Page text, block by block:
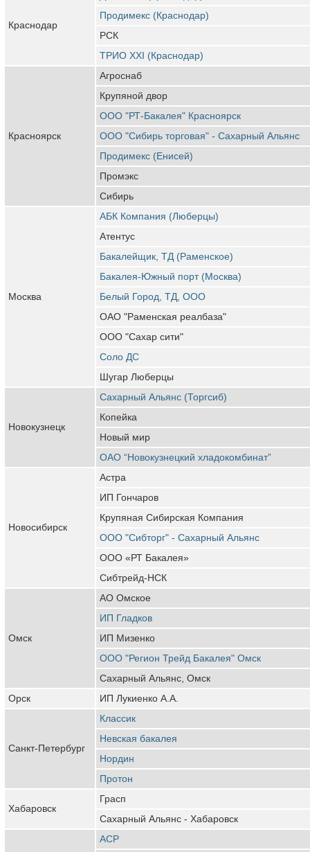
Краснодар
Продимекс (Краснодар)
РСК
ТРИО XXI (Краснодар)
Красноярск
Агроснаб
Крупяной двор
ООО "РТ-Бакалея" Красноярск
ООО "Сибирь торговая" - Сахарный Альянс
Продимекс (Енисей)
Промэкс
Сибирь
Москва
АБК Компания (Люберцы)
Атентус
Бакалейщик, ТД (Раменское)
Бакалея-Южный порт (Москва)
Белый Город, ТД, ООО
ОАО "Раменская реалбаза"
ООО "Сахар сити"
Соло ДС
Шугар Люберцы
Новокузнецк
Сахарный Альянс (Торгсиб)
Копейка
Новый мир
ОАО “Новокузнецкий хладокомбинат”
Новосибирск
Астра
ИП Гончаров
Крупяная Сибирская Компания
ООО "Сибторг" - Сахарный Альянс
ООО «РТ Бакалея»
Сибтрейд-НСК
Омск
АО Омское
ИП Гладков
ИП Мизенко
ООО "Регион Трейд Бакалея" Омск
Сахарный Альянс, Омск
Орск
ИП Лукиенко А.А.
Санкт-Петербург
Классик
Невская бакалея
Нордин
Протон
Хабаровск
Грасп
Сахарный Альянс - Хабаровск
АСР